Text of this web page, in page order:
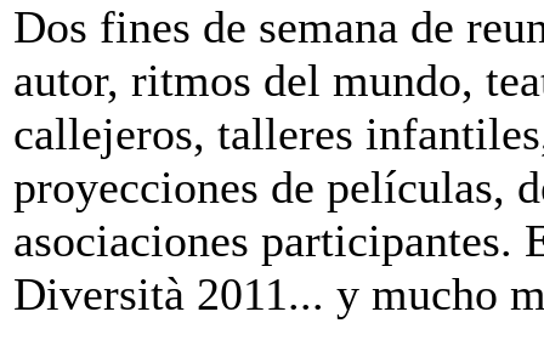
Dos fines de semana de
autor, ritmos del mundo,
callejeros, talleres
proyecciones de películas,
asociaciones participantes.
Diversità 2011... y mucho